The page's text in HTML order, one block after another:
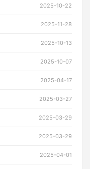
2025-10-22
2025-11-28
2025-10-13
2025-10-07
2025-04-17
2025-03-27
2025-03-29
2025-03-29
2025-04-01